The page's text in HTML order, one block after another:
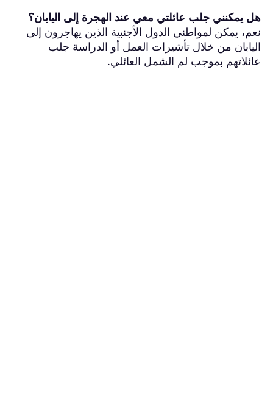
هل يمكنني جلب عائلتي معي عند الهجرة إلى اليابان؟
نعم، يمكن لمواطني الدول الأجنبية الذين يهاجرون إلى
اليابان من خلال تأشيرات العمل أو الدراسة جلب
عائلاتهم بموجب لم الشمل العائلي.